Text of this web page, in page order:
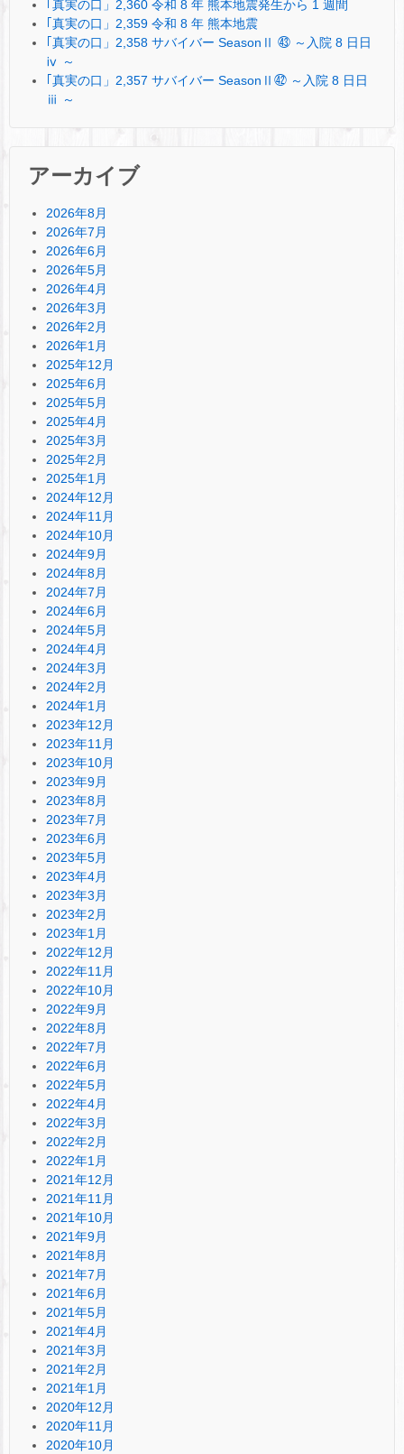
｢真実の口」2,360 令和 8 年 熊本地震発生から 1 週間
｢真実の口」2,359 令和 8 年 熊本地震
｢真実の口」2,358 サバイバー SeasonⅡ ㊸ ～入院 8 日日
ⅳ ～
｢真実の口」2,357 サバイバー SeasonⅡ㊷ ～入院 8 日日
ⅲ ～
アーカイブ
2026年8月
2026年7月
2026年6月
2026年5月
2026年4月
2026年3月
2026年2月
2026年1月
2025年12月
2025年6月
2025年5月
2025年4月
2025年3月
2025年2月
2025年1月
2024年12月
2024年11月
2024年10月
2024年9月
2024年8月
2024年7月
2024年6月
2024年5月
2024年4月
2024年3月
2024年2月
2024年1月
2023年12月
2023年11月
2023年10月
2023年9月
2023年8月
2023年7月
2023年6月
2023年5月
2023年4月
2023年3月
2023年2月
2023年1月
2022年12月
2022年11月
2022年10月
2022年9月
2022年8月
2022年7月
2022年6月
2022年5月
2022年4月
2022年3月
2022年2月
2022年1月
2021年12月
2021年11月
2021年10月
2021年9月
2021年8月
2021年7月
2021年6月
2021年5月
2021年4月
2021年3月
2021年2月
2021年1月
2020年12月
2020年11月
2020年10月